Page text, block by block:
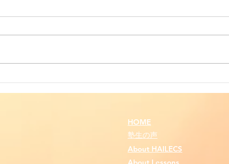
46/50問"で祝合格
達成
HOME
塾生の声
About HAILECS